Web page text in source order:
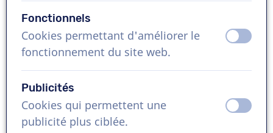
US$ 304,95
Vidéo d'entreprise , 1 - 250 mots
Demandez une démo gratuite
Fonctionnels
Cookies permettant d'améliorer le
fonctionnement du site web.
éteint
Publicités
Cookies qui permettent une
publicité plus ciblée.
éteint